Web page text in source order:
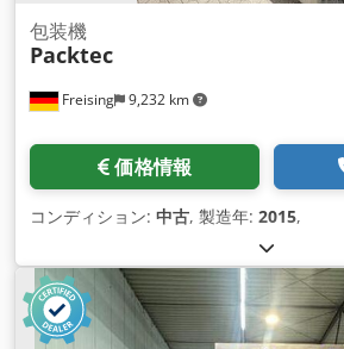
Freising 9,232 km
包装機
Packtec
価格情報
コンディション: 中古, 製造年: 2015,